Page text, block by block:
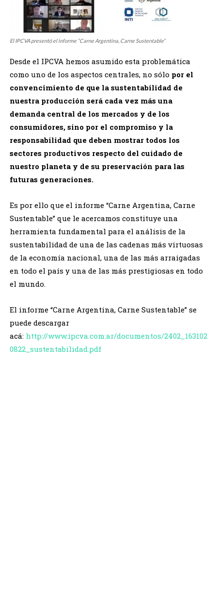
El IPCVA presentó el informe “Carne Argentina, Carne Sustentable”
Desde el IPCVA hemos asumido esta problemática
como uno de los aspectos centrales, no sólo por el
convencimiento de que la sustentabilidad de
nuestra producción será cada vez más una
demanda central de los mercados y de los
consumidores, sino por el compromiso y la
responsabilidad que deben mostrar todos los
sectores productivos respecto del cuidado de
nuestro planeta y de su preservación para las
futuras generaciones.
Es por ello que el informe “Carne Argentina, Carne
Sustentable” que le acercamos constituye una
herramienta fundamental para el análisis de la
sustentabilidad de una de las cadenas más virtuosas
de la economía nacional, una de las más arraigadas
en todo el país y una de las más prestigiosas en todo
el mundo.
El informe “Carne Argentina, Carne Sustentable” se
puede descargar
acá: http://www.ipcva.com.ar/documentos/2402_163102
0822_sustentabilidad.pdf